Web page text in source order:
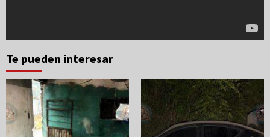
Te pueden interesar